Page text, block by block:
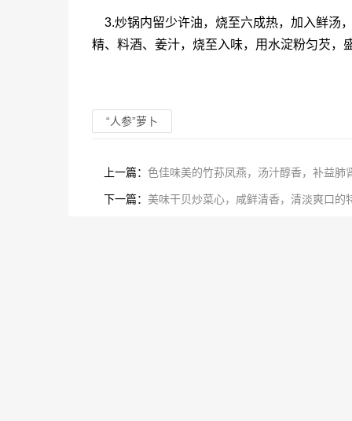
3.炒锅内留少许油，烧至六成热，加入鲜汤
精、料酒、姜汁，烧至入味，用水淀粉匀芡，
“人参”萝卜
上一篇： 色佳味美的竹荪凤燕，汤汁醇香，补益肺
下一篇： 美味干贝炒菜心，咸鲜清香，清淡爽口的